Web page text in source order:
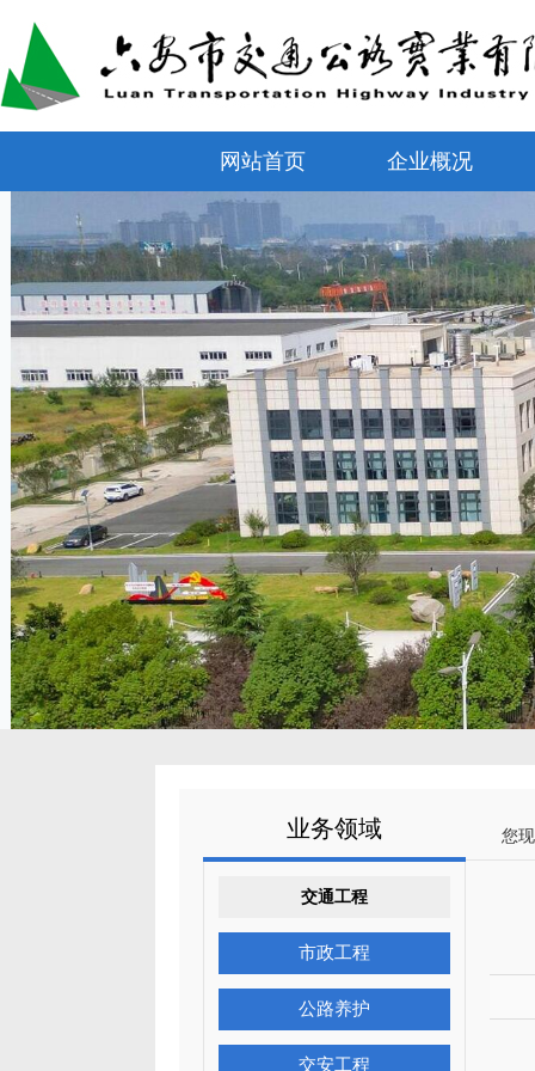
网站首页 企业概况
业务领域
交通工程
市政工程
公路养护
交安工程
您